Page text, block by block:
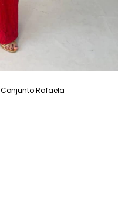
Conjunto Rafaela